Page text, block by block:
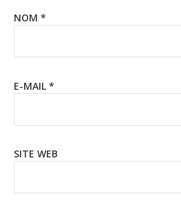
NOM *
E-MAIL *
SITE WEB